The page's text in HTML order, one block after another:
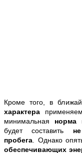
Кроме того, в
характера
минимальная норма
будет составить
пробега
Однако
обеспечивающих